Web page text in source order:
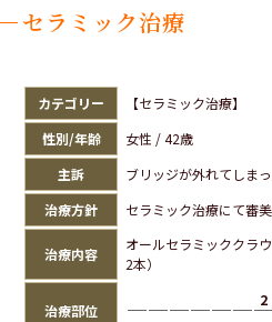
セラミック治療
カテゴリー
【セラミック治療】
性別/年齢
女性 / 42歳
主訴
ブリッジが外れてしまっ
治療方針
セラミック治療にて審美
治療内容
オールセラミッククラ
2本）
治療部位
2